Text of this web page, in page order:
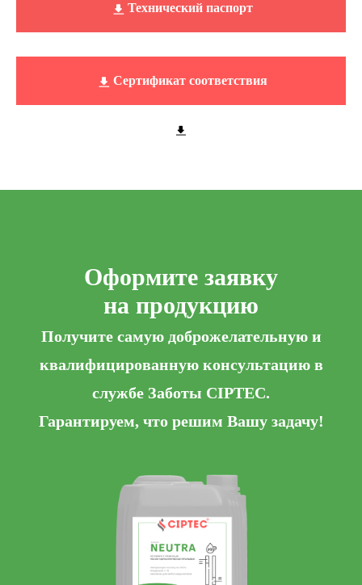
Технический паспорт
Сертификат соответствия
Оформите заявку
на продукцию
Получите самую доброжелательную и
квалифицированную консультацию в
службе Заботы CIPTEC.
Гарантируем, что решим Вашу задачу!